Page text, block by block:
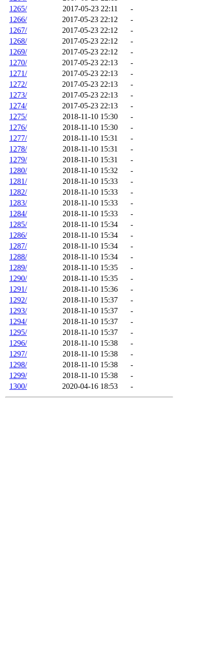
1265/
2017-05-23 22:11
-
1266/
2017-05-23 22:12
-
1267/
2017-05-23 22:12
-
1268/
2017-05-23 22:12
-
1269/
2017-05-23 22:12
-
1270/
2017-05-23 22:13
-
1271/
2017-05-23 22:13
-
1272/
2017-05-23 22:13
-
1273/
2017-05-23 22:13
-
1274/
2017-05-23 22:13
-
1275/
2018-11-10 15:30
-
1276/
2018-11-10 15:30
-
1277/
2018-11-10 15:31
-
1278/
2018-11-10 15:31
-
1279/
2018-11-10 15:31
-
1280/
2018-11-10 15:32
-
1281/
2018-11-10 15:33
-
1282/
2018-11-10 15:33
-
1283/
2018-11-10 15:33
-
1284/
2018-11-10 15:33
-
1285/
2018-11-10 15:34
-
1286/
2018-11-10 15:34
-
1287/
2018-11-10 15:34
-
1288/
2018-11-10 15:34
-
1289/
2018-11-10 15:35
-
1290/
2018-11-10 15:35
-
1291/
2018-11-10 15:36
-
1292/
2018-11-10 15:37
-
1293/
2018-11-10 15:37
-
1294/
2018-11-10 15:37
-
1295/
2018-11-10 15:37
-
1296/
2018-11-10 15:38
-
1297/
2018-11-10 15:38
-
1298/
2018-11-10 15:38
-
1299/
2018-11-10 15:38
-
1300/
2020-04-16 18:53 -